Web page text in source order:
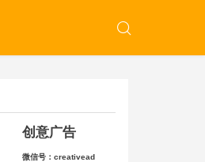
创意广告
微信号：creativead